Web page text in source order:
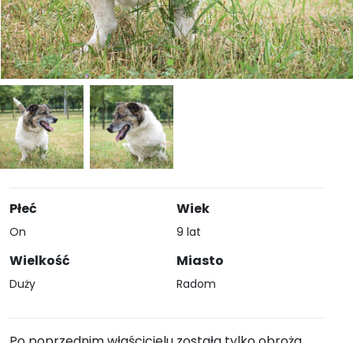
Płeć
On
Wielkość
Duży
Wiek
9 lat
Miasto
Radom